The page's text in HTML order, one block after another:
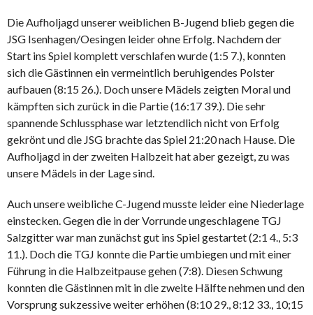
Die Aufholjagd unserer weiblichen B-Jugend blieb gegen die
JSG Isenhagen/Oesingen leider ohne Erfolg. Nachdem der
Start ins Spiel komplett verschlafen wurde (1:5 7.), konnten
sich die Gästinnen ein vermeintlich beruhigendes Polster
aufbauen (8:15 26.). Doch unsere Mädels zeigten Moral und
kämpften sich zurück in die Partie (16:17 39.). Die sehr
spannende Schlussphase war letztendlich nicht von Erfolg
gekrönt und die JSG brachte das Spiel 21:20 nach Hause. Die
Aufholjagd in der zweiten Halbzeit hat aber gezeigt, zu was
unsere Mädels in der Lage sind.
Auch unsere weibliche C-Jugend musste leider eine Niederlage
einstecken. Gegen die in der Vorrunde ungeschlagene TGJ
Salzgitter war man zunächst gut ins Spiel gestartet (2:1 4., 5:3
11.). Doch die TGJ konnte die Partie umbiegen und mit einer
Führung in die Halbzeitpause gehen (7:8). Diesen Schwung
konnten die Gästinnen mit in die zweite Hälfte nehmen und den
Vorsprung sukzessive weiter erhöhen (8:10 29., 8:12 33., 10;15